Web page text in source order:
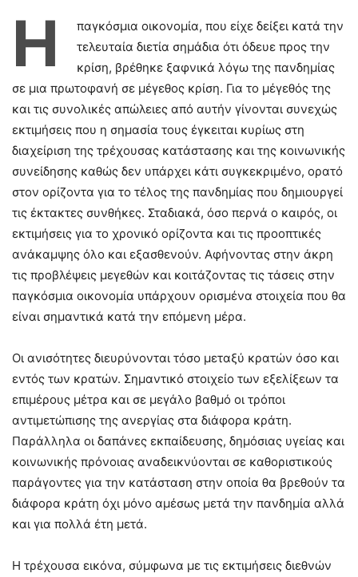
Η
παγκόσμια οικονομία, που είχε δείξει κατά την
τελευταία διετία σημάδια ότι όδευε προς την
κρίση, βρέθηκε ξαφνικά λόγω της πανδημίας
σε μια πρωτοφανή σε μέγεθος κρίση. Για το μέγεθός της
και τις συνολικές απώλειες από αυτήν γίνονται συνεχώς
εκτιμήσεις που η σημασία τους έγκειται κυρίως στη
διαχείριση της τρέχουσας κατάστασης και της κοινωνικής
συνείδησης καθώς δεν υπάρχει κάτι συγκεκριμένο, ορατό
στον ορίζοντα για το τέλος της πανδημίας που δημιουργεί
τις έκτακτες συνθήκες. Σταδιακά, όσο περνά ο καιρός, οι
εκτιμήσεις για το χρονικό ορίζοντα και τις προοπτικές
ανάκαμψης όλο και εξασθενούν. Αφήνοντας στην άκρη
τις προβλέψεις μεγεθών και κοιτάζοντας τις τάσεις στην
παγκόσμια οικονομία υπάρχουν ορισμένα στοιχεία που θα
είναι σημαντικά κατά την επόμενη μέρα.
Οι ανισότητες διευρύνονται τόσο μεταξύ κρατών όσο και
εντός των κρατών. Σημαντικό στοιχείο των εξελίξεων τα
επιμέρους μέτρα και σε μεγάλο βαθμό οι τρόποι
αντιμετώπισης της ανεργίας στα διάφορα κράτη.
Παράλληλα οι δαπάνες εκπαίδευσης, δημόσιας υγείας και
κοινωνικής πρόνοιας αναδεικνύονται σε καθοριστικούς
παράγοντες για την κατάσταση στην οποία θα βρεθούν τα
διάφορα κράτη όχι μόνο αμέσως μετά την πανδημία αλλά
και για πολλά έτη μετά.
Η τρέχουσα εικόνα, σύμφωνα με τις εκτιμήσεις διεθνών